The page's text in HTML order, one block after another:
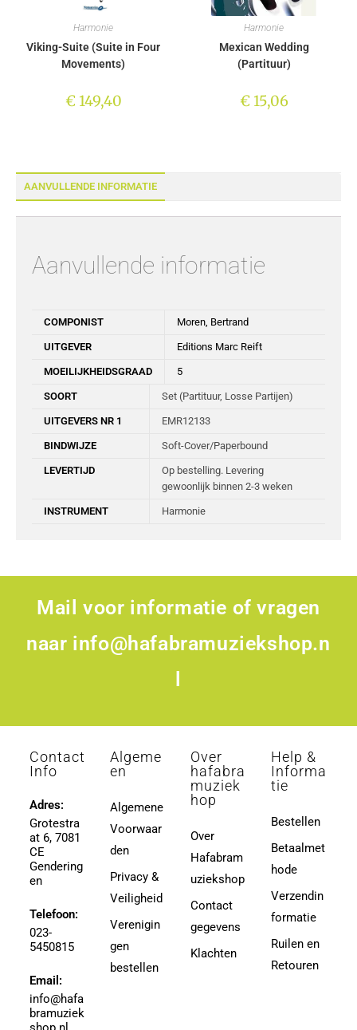
AANVULLENDE INFORMATIE
Aanvullende informatie
COMPONIST Moren, Bertrand
UITGEVER Editions Marc Reift
MOEILIJKHEIDSGRAAD 5
SOORT Set (Partituur, Losse Partijen)
UITGEVERS NR 1 EMR12133
BINDWIJZE Soft-Cover/Paperbound
LEVERTIJD
Op bestelling. Levering
gewoonlijk binnen 2-3 weken
INSTRUMENT Harmonie
Harmonie
Viking-Suite (Suite in Four
Movements)
€149,40
Harmonie
Mexican Wedding
(Partituur)
€15,06
Mail voor informatie of vragen
naar info@hafabramuziekshop.n
Contact
Info
Adres:
Grotestra
at 6, 7081
CE
Gendering
en
Telefoon:
023-
5450815
Email:
info@hafa
bramuziek
Algeme
en
Algemene
Voorwaar
den
Privacy &
Veiligheid
Verenigin
gen
bestellen
Over
hafabra
muziek
hop
Over
Hafabram
uziekshop
Contact
gegevens
Klachten
Help &
Informa
tie
Bestellen
Betaalmet
hode
Verzendin
formatie
Ruilen en
Retouren